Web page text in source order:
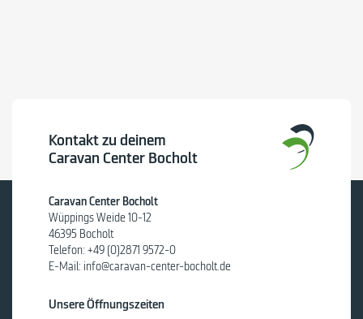
Kontakt zu deinem
Caravan Center Bocholt
Caravan Center Bocholt
Wüppings Weide 10-12
46395 Bocholt
Telefon: +49 (0)2871 9572-0
E-Mail: info@caravan-center-bocholt.de
Unsere Öffnungszeiten